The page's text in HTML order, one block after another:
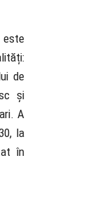
este
de
și
A
la
în